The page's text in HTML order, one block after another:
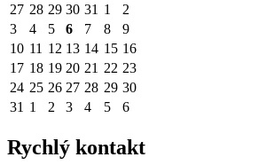
27 28 29 30 31 1
2
3
4 5 6 7 8
9
10 11 12 13 14 15 16
17 18 19 20 21 22 23
24 25 26 27 28 29 30
31 1 2 3 4 5 6
Rychlý kontakt